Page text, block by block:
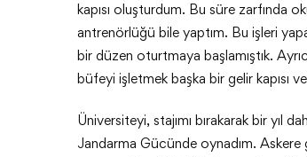
kapısı oluşturdum. Bu süre zarfında
antrenörlüğü bile yaptım. Bu işleri
bir düzen oturtmaya başlamıştık.
büfeyi işletmek başka bir gelir kapısı
Üniversiteyi, stajımı bırakarak bir yıl
Jandarma Gücünde oynadım.